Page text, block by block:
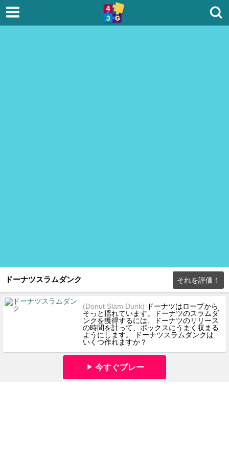
ドーナツスラムダンク それを評価！
(Donut Slam Dunk) ドーナツはロープから
そっと揺れています。ドーナツのスラムダ
ンクを獲得するには、ドーナツのリリース
の時間を計って、ボックスにうまく収まる
ようにします。 ドーナツスラムダンクは
いくつ作れますか？
今すぐプレー